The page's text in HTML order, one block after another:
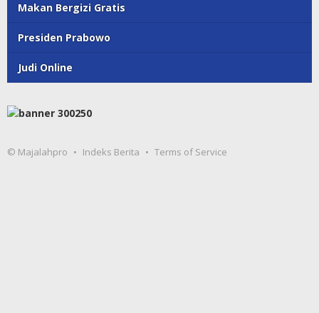
Makan Bergizi Gratis
Presiden Prabowo
Judi Online
© Majalahpro Indeks Berita Terms of Service